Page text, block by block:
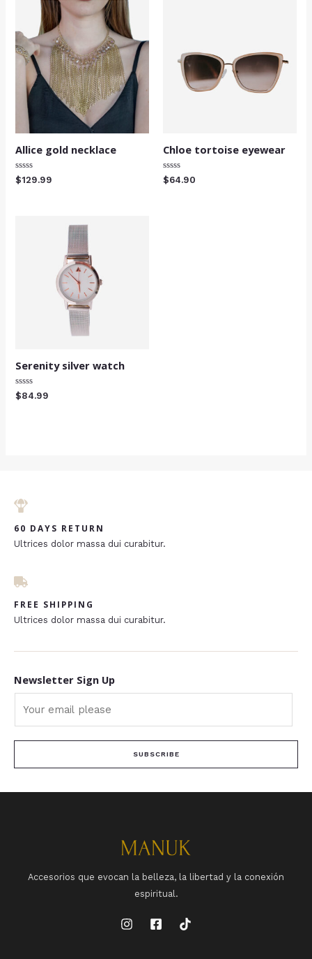
Allice gold necklace
Valorado
con
$129.99
Chloe tortoise eyewear
Valorado
con
$64.90
Serenity silver watch
Valorado
con
$84.99
60 DAYS RETURN
Ultrices dolor massa dui curabitur.
FREE SHIPPING
Ultrices dolor massa dui curabitur.
Newsletter Sign Up
SUBSCRIBE
Accesorios que evocan la belleza, la libertad y la conexión
espiritual.